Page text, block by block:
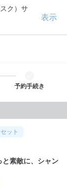
ク）サ
表示
予約手続き
ット
素敵に、シャン